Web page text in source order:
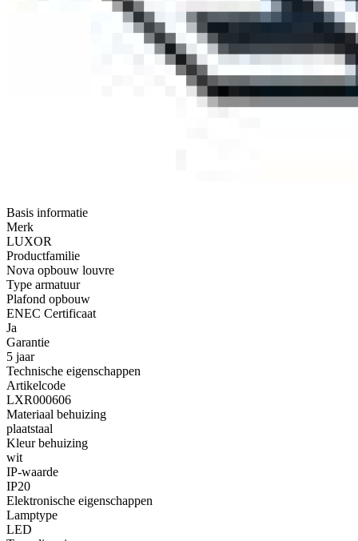
Basis informatie
Merk
LUXOR
Productfamilie
Nova opbouw louvre
Type armatuur
Plafond opbouw
ENEC Certificaat
Ja
Garantie
5 jaar
Technische eigenschappen
Artikelcode
LXR000606
Materiaal behuizing
plaatstaal
Kleur behuizing
wit
IP-waarde
IP20
Elektronische eigenschappen
Lamptype
LED